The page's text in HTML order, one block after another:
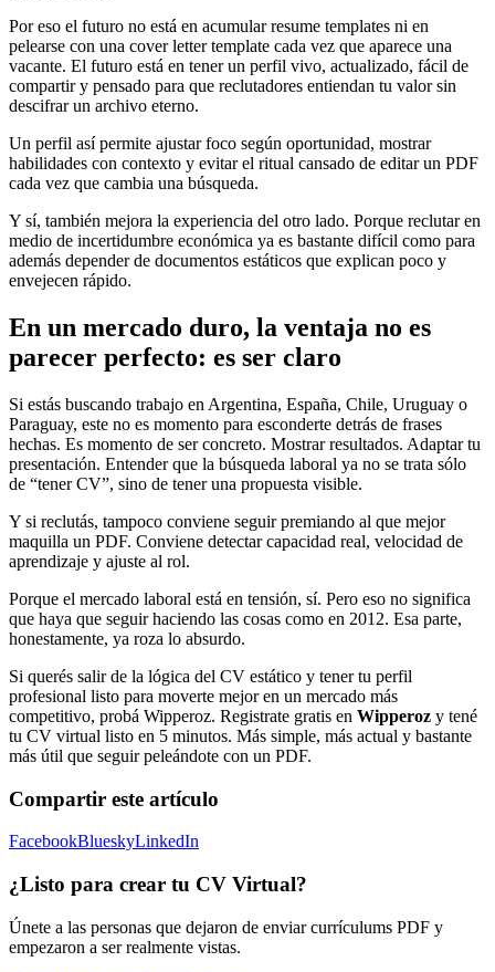
Por eso el futuro no está en acumular resume templates ni en
pelearse con una cover letter template cada vez que aparece una
vacante. El futuro está en tener un perfil vivo, actualizado, fácil de
compartir y pensado para que reclutadores entiendan tu valor sin
descifrar un archivo eterno.
Un perfil así permite ajustar foco según oportunidad, mostrar
habilidades con contexto y evitar el ritual cansado de editar un PDF
cada vez que cambia una búsqueda.
Y sí, también mejora la experiencia del otro lado. Porque reclutar en
medio de incertidumbre económica ya es bastante difícil como para
además depender de documentos estáticos que explican poco y
envejecen rápido.
En un mercado duro, la ventaja no es
parecer perfecto: es ser claro
Si estás buscando trabajo en Argentina, España, Chile, Uruguay o
Paraguay, este no es momento para esconderte detrás de frases
hechas. Es momento de ser concreto. Mostrar resultados. Adaptar tu
presentación. Entender que la búsqueda laboral ya no se trata sólo
de “tener CV”, sino de tener una propuesta visible.
Y si reclutás, tampoco conviene seguir premiando al que mejor
maquilla un PDF. Conviene detectar capacidad real, velocidad de
aprendizaje y ajuste al rol.
Porque el mercado laboral está en tensión, sí. Pero eso no significa
que haya que seguir haciendo las cosas como en 2012. Esa parte,
honestamente, ya roza lo absurdo.
Si querés salir de la lógica del CV estático y tener tu perfil
profesional listo para moverte mejor en un mercado más
competitivo, probá Wipperoz. Registrate gratis en Wipperoz y tené
tu CV virtual listo en 5 minutos. Más simple, más actual y bastante
más útil que seguir peleándote con un PDF.
Compartir este artículo
FacebookBlueskyLinkedIn
¿Listo para crear tu CV Virtual?
Únete a las personas que dejaron de enviar currículums PDF y
empezaron a ser realmente vistas.